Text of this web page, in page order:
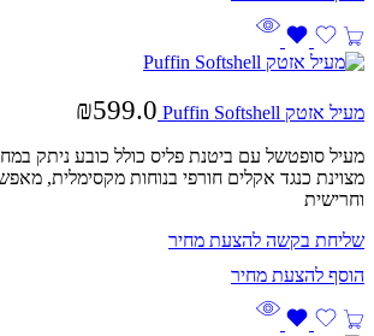
מעיל אזטק Puffin Softshell ₪599.0
מעיל סופטשל עם ביטנת פליס כולל כובע ניתק
מצוינת כנגד אקלים חורפי בנוחות מקסימלית,
וחרישית
שליחת בקשה להצעת מחיר